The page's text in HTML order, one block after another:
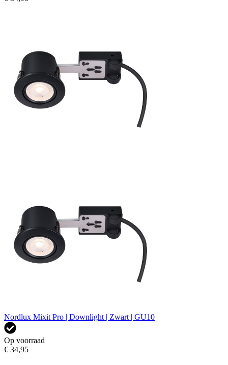
Nordlux Mixit Pro | Downlight | Zwart | GU10
Op voorraad
€ 34,95